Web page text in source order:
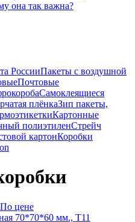
она так важна?
РоссииПакеты с воздушной
Почтовые
Самоклеящиеся
плёнкаЗип пакеты,
Картонные
полиэтиленСтрейч
картонКоробки
По цене